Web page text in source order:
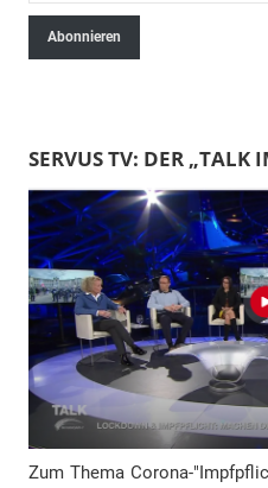
-
-
A
d
r
e
s
s
Abonnieren
SERVUS TV: DER „TALK
Zum Thema Corona-